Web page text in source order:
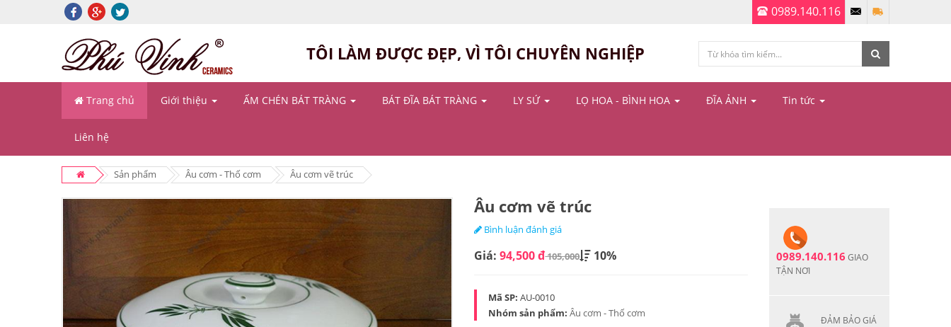
0989.140.116
TÔI LÀM ĐƯỢC ĐẸP, VÌ TÔI CHUYÊN NGHIỆP
Trang chủ Giới thiệu ẤM CHÉN BÁT TRÀNG BÁT ĐĨA BÁT TRÀNG LY SỨ LỌ HOA - BÌNH HOA ĐĨA ẢNH Tin tức
Liên hệ
Sản phẩm Âu cơm - Thố cơm Âu cơm vẽ trúc
Âu cơm vẽ trúc
Bình luận đánh giá
Giá:94,500 đ105,000 10%
Mã SP:AU-0010
Nhóm sản phẩm:Âu cơm - Thố cơm
0989.140.116 GIAO
TẬN NƠI
ĐẢM BẢO GIÁ